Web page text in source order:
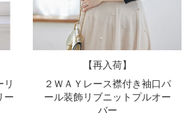
リ
ー
【再入荷】
２ＷＡＹレース襟付き袖口パ
ール装飾リブニットプルオー
バー